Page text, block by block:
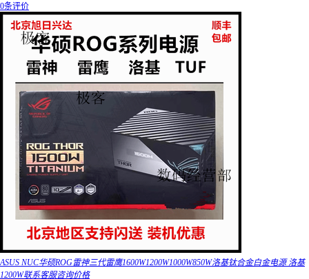
0条评价
ASUS NUC华硕ROG雷神三代雷鹰1600W1200W1000W850W洛基钛合金白金电源 洛基
1200W联系客服咨询价格